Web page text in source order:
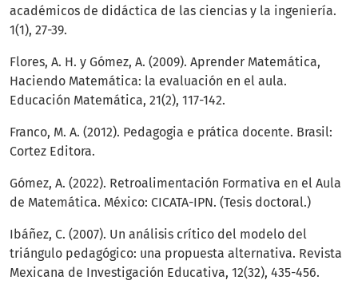
académicos de didáctica de las ciencias y la ingeniería.
1(1), 27-39.
Flores, A. H. y Gómez, A. (2009). Aprender Matemática,
Haciendo Matemática: la evaluación en el aula.
Educación Matemática, 21(2), 117-142.
Franco, M. A. (2012). Pedagogia e prática docente. Brasil:
Cortez Editora.
Gómez, A. (2022). Retroalimentación Formativa en el Aula
de Matemática. México: CICATA-IPN. (Tesis doctoral.)
Ibáñez, C. (2007). Un análisis crítico del modelo del
triángulo pedagógico: una propuesta alternativa. Revista
Mexicana de Investigación Educativa, 12(32), 435-456.